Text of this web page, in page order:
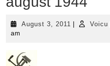
August 3, 2011 AugustVoicu
am